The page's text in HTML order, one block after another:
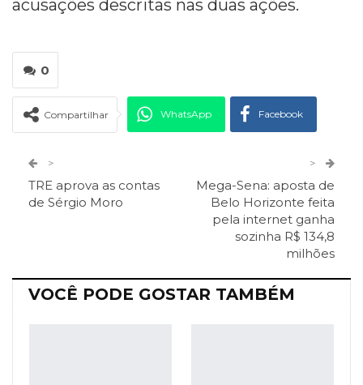
acusações descritas nas duas ações.
0
Compartilhar WhatsApp Facebook
ReddIt
O email
>
TRE aprova as contas
de Sérgio Moro
>
Mega-Sena: aposta de
Belo Horizonte feita
pela internet ganha
sozinha R$ 134,8
milhões
VOCÊ PODE GOSTAR TAMBÉM